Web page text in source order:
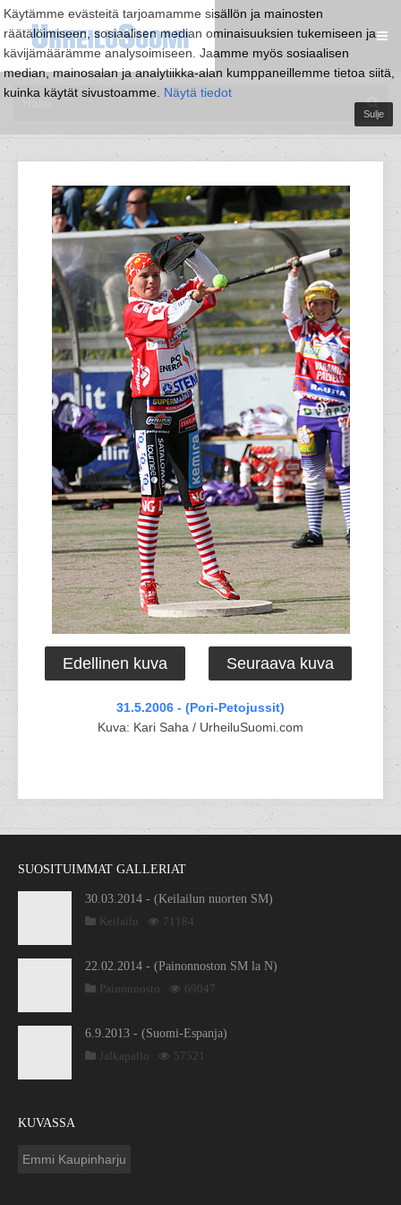
Käytämme evästeitä tarjoamamme sisällön ja mainosten
räätälöimiseen, sosiaalisen median ominaisuuksien tukemiseen ja
kävijämäärämme analysoimiseen. Jaamme myös sosiaalisen
median, mainosalan ja analytiikka-alan kumppaneillemme tietoa siitä,
kuinka käytät sivustoamme. Näytä tiedot
Sulje
Edellinen kuva Seuraava kuva
31.5.2006 - (Pori-Petojussit)
Kuva: Kari Saha / UrheiluSuomi.com
SUOSITUIMMAT GALLERIAT
30.03.2014 - (Keilailun nuorten SM)
Keilailu
71184
22.02.2014 - (Painonnoston SM la N)
Painonnosto
69047
6.9.2013 - (Suomi-Espanja)
Jalkapallo
57521
KUVASSA
Emmi Kaupinharju